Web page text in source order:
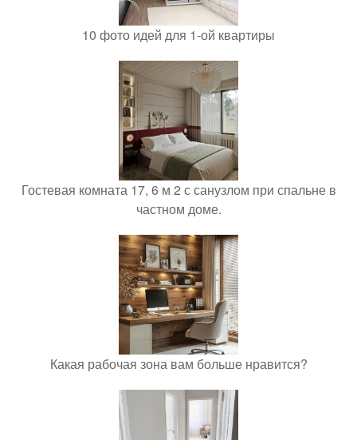
10 фото идей для 1-ой квартиры
Гостевая комната 17, 6 м 2 с санузлом при спальне в
частном доме.
Какая рабочая зона вам больше нравится?